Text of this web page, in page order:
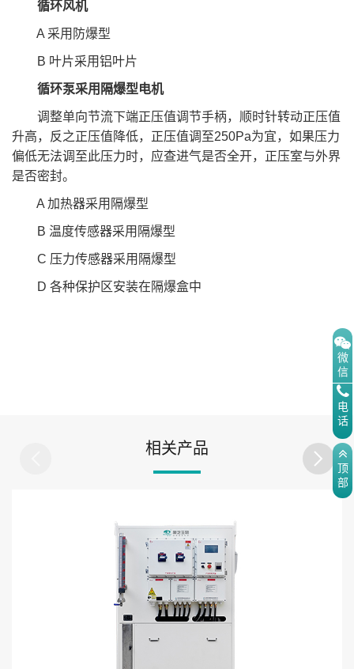
循环风机
A 采用防爆型
B 叶片采用铝叶片
循环泵采用隔爆型电机
调整单向节流下端正压值调节⼿柄，顺时针转动正压值
升⾼，反之正压值降低，正压值调⾄250Pa为宜，如果压⼒
偏低⽆法调⾄此压⼒时，应查进⽓是否全开，正压室与外界
是否密封。
A 加热器采用隔爆型
B 温度传感器采用隔爆型
C 压力传感器采用隔爆型
D 各种保护区安装在隔爆盒中
相关产品
微
信
电
话
顶
部